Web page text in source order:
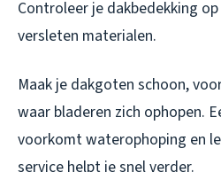
Controleer je dakbedekking
versleten materialen.
Maak je dakgoten schoon,
waar bladeren zich ophopen.
voorkomt waterophoping en
service helpt je snel verder.